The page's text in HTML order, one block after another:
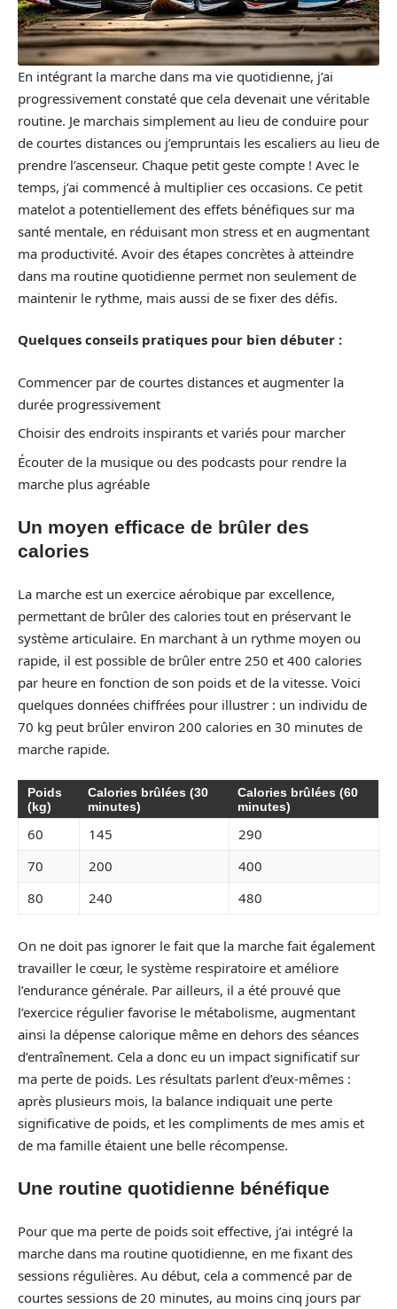
En intégrant la marche dans ma vie quotidienne, j’ai
progressivement constaté que cela devenait une véritable
routine. Je marchais simplement au lieu de conduire pour
de courtes distances ou j’empruntais les escaliers au lieu de
prendre l’ascenseur. Chaque petit geste compte ! Avec le
temps, j’ai commencé à multiplier ces occasions. Ce petit
matelot a potentiellement des effets bénéfiques sur ma
santé mentale, en réduisant mon stress et en augmentant
ma productivité. Avoir des étapes concrètes à atteindre
dans ma routine quotidienne permet non seulement de
maintenir le rythme, mais aussi de se fixer des défis.
Quelques conseils pratiques pour bien débuter :
Commencer par de courtes distances et augmenter la
durée progressivement
Choisir des endroits inspirants et variés pour marcher
Écouter de la musique ou des podcasts pour rendre la
marche plus agréable
Un moyen efficace de brûler des
calories
La marche est un exercice aérobique par excellence,
permettant de brûler des calories tout en préservant le
système articulaire. En marchant à un rythme moyen ou
rapide, il est possible de brûler entre 250 et 400 calories
par heure en fonction de son poids et de la vitesse. Voici
quelques données chiffrées pour illustrer : un individu de
70 kg peut brûler environ 200 calories en 30 minutes de
marche rapide.
Poids
(kg)
Calories brûlées (30
minutes)
Calories brûlées (60
minutes)
60 145
290
70
200
400
80
240 480
On ne doit pas ignorer le fait que la marche fait également
travailler le cœur, le système respiratoire et améliore
l’endurance générale. Par ailleurs, il a été prouvé que
l’exercice régulier favorise le métabolisme, augmentant
ainsi la dépense calorique même en dehors des séances
d’entraînement. Cela a donc eu un impact significatif sur
ma perte de poids. Les résultats parlent d’eux-mêmes :
après plusieurs mois, la balance indiquait une perte
significative de poids, et les compliments de mes amis et
de ma famille étaient une belle récompense.
Une routine quotidienne bénéfique
Pour que ma perte de poids soit effective, j’ai intégré la
marche dans ma routine quotidienne, en me fixant des
sessions régulières. Au début, cela a commencé par de
courtes sessions de 20 minutes, au moins cinq jours par